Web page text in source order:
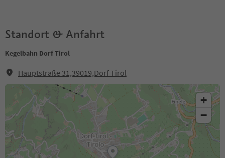
Standort & Anfahrt
Kegelbahn Dorf Tirol
Hauptstraße 31,39019,Dorf Tirol
+
−